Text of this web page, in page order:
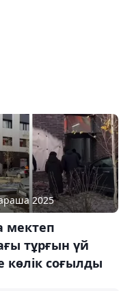
2025
мектеп
тұрғын үй
көлік соғылды